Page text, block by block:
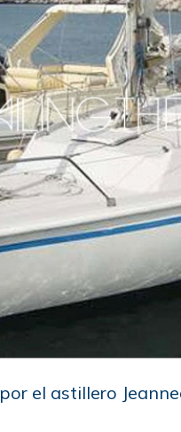
el astillero